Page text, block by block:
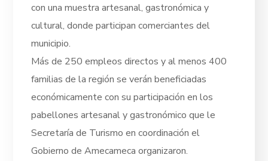
con una muestra artesanal, gastronómica y
cultural, donde participan comerciantes del
municipio.
Más de 250 empleos directos y al menos 400
familias de la región se verán beneficiadas
económicamente con su participación en los
pabellones artesanal y gastronómico que le
Secretaría de Turismo en coordinación el
Gobierno de Amecameca organizaron.